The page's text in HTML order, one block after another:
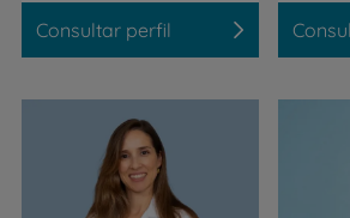
Consultar perfil